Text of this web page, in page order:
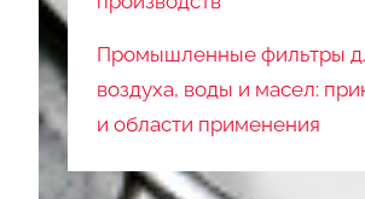
Промышленные фильтры
воздуха, воды и масел:
и области применения